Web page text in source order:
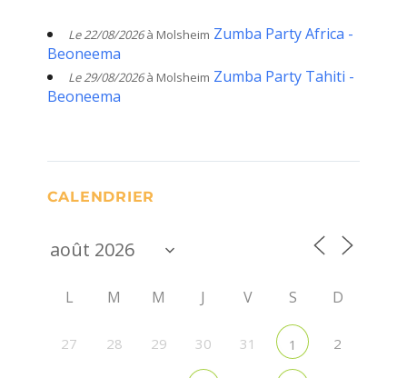
Le 22/08/2026à Molsheim Zumba Party Africa -
Beoneema
Le 29/08/2026à Molsheim Zumba Party Tahiti -
Beoneema
CALENDRIER
L M M J V S D
27 28 29 30 31 1 2